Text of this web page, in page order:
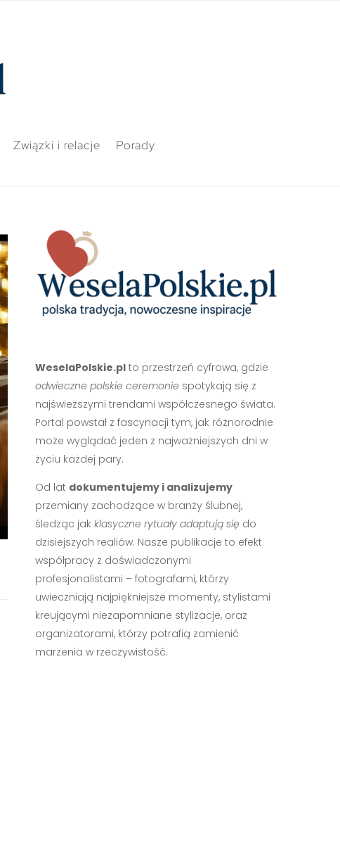
Związki i relacje Porady
WeselaPolskie.plto przestrzeń cyfrowa, gdzie
odwieczne polskie ceremonie spotykają się z
najświeższymi trendami współczesnego świata.
Portal powstał z fascynacji tym, jak różnorodnie
może wyglądać jeden z najważniejszych dni w
życiu każdej pary.
Od lat dokumentujemy i analizujemy
przemiany zachodzące w branży ślubnej,
śledząc jak klasyczne rytuały adaptują się do
dzisiejszych realiów. Nasze publikacje to efekt
współpracy z doświadczonymi
profesjonalistami – fotografami, którzy
uwieczniają najpiękniejsze momenty, stylistami
kreującymi niezapomniane stylizacje, oraz
organizatorami, którzy potrafią zamienić
marzenia w rzeczywistość.